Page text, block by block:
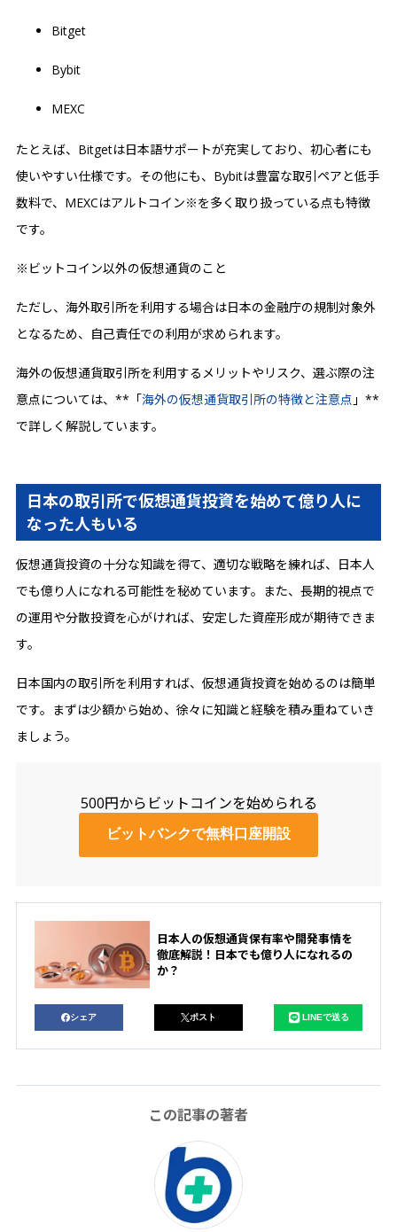
Bitget
Bybit
MEXC
たとえば、Bitgetは日本語サポートが充実しており、初心者にも
使いやすい仕様です。その他にも、Bybitは豊富な取引ペアと低手
数料で、MEXCはアルトコイン※を多く取り扱っている点も特徴
です。
※ビットコイン以外の仮想通貨のこと
ただし、海外取引所を利用する場合は日本の金融庁の規制対象外
となるため、自己責任での利用が求められます。
海外の仮想通貨取引所を利用するメリットやリスク、選ぶ際の注
意点については、**「海外の仮想通貨取引所の特徴と注意点 」**
で詳しく解説しています。
日本の取引所で仮想通貨投資を始めて億り人に
なった人もいる
仮想通貨投資の十分な知識を得て、適切な戦略を練れば、日本人
でも億り人になれる可能性を秘めています。また、長期的視点で
の運用や分散投資を心がければ、安定した資産形成が期待できま
す。
日本国内の取引所を利用すれば、仮想通貨投資を始めるのは簡単
です。まずは少額から始め、徐々に知識と経験を積み重ねていき
ましょう。
500円からビットコインを始められる
ビットバンクで無料口座開設
日本人の仮想通貨保有率や開発事情を
徹底解説！日本でも億り人になれるの
か？
シェア ポスト LINEで送る
この記事の著者